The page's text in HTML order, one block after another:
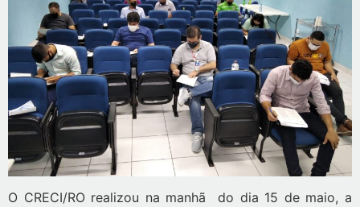
O CRECI/RO realizou na manhã do dia 15 de maio, a